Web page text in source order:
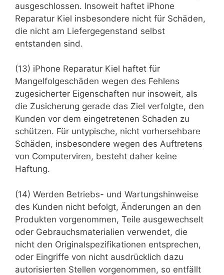
ausgeschlossen. Insoweit haftet iPhone
Reparatur Kiel insbesondere nicht für Schäden,
die nicht am Liefergegenstand selbst
entstanden sind.
(13) iPhone Reparatur Kiel haftet für
Mangelfolgeschäden wegen des Fehlens
zugesicherter Eigenschaften nur insoweit, als
die Zusicherung gerade das Ziel verfolgte, den
Kunden vor dem eingetretenen Schaden zu
schützen. Für untypische, nicht vorhersehbare
Schäden, insbesondere wegen des Auftretens
von Computerviren, besteht daher keine
Haftung.
(14) Werden Betriebs- und Wartungshinweise
des Kunden nicht befolgt, Änderungen an den
Produkten vorgenommen, Teile ausgewechselt
oder Gebrauchsmaterialien verwendet, die
nicht den Originalspezifikationen entsprechen,
oder Eingriffe von nicht ausdrücklich dazu
autorisierten Stellen vorgenommen, so entfällt